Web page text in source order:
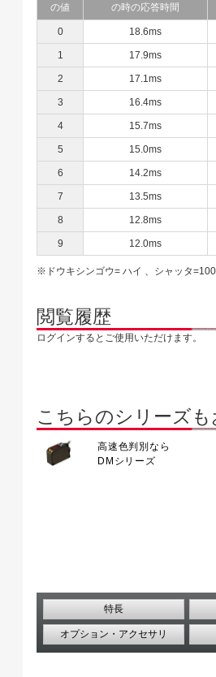
の値 の時の応答時間
0 18.6ms
1 17.9ms
2 17.1ms
3 16.4ms
4 15.7ms
5 15.0ms
6 14.2ms
7 13.5ms
8 12.8ms
9 12.0ms
※ドウキシンゴウ= ハイ 、シャッタ
閲覧履歴
ログインするとご使用いただけます。
こちらのシリーズ
高速色判別なら
DMシリーズ
特長
オプション・アクセサリ